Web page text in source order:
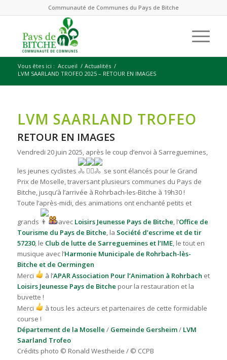
Communauté de Communes du Pays de Bitche
Vous êtes ici : Accueil / Actualités /
LVM SAARLAND TROFEO 2025 – RETOUR EN IMAGES
LVM SAARLAND TROFEO
RETOUR EN IMAGES
Vendredi 20 juin 2025, après le coup d’envoi à Sarreguemines,
les jeunes cyclistes
se sont élancés pour le Grand
Prix de Moselle, traversant plusieurs communes du Pays de
Bitche, jusqu’à l’arrivée à Rohrbach-les-Bitche à 19h30 !
Toute l’après-midi, des animations ont enchanté petits et
grands avec Loisirs Jeunesse Pays de Bitche, l’Office de
Tourisme du Pays de Bitche, la Société d’escrime et de tir
57230, le Club de lutte de Sarreguemines et l’IME, le tout en
musique avec l’Harmonie Municipale de Rohrbach-lès-
Bitche et de Oermingen
Merci
à l’APAR Association Pour l’Animation à Rohrbach et
Loisirs Jeunesse Pays de Bitche pour la restauration et la
buvette !
Merci
à tous les acteurs et partenaires de cette formidable
course !
Département de la Moselle / Gemeinde Gersheim/ LVM
Saarland Trofeo
Crédits photo © Ronald Westheide / © CCPB